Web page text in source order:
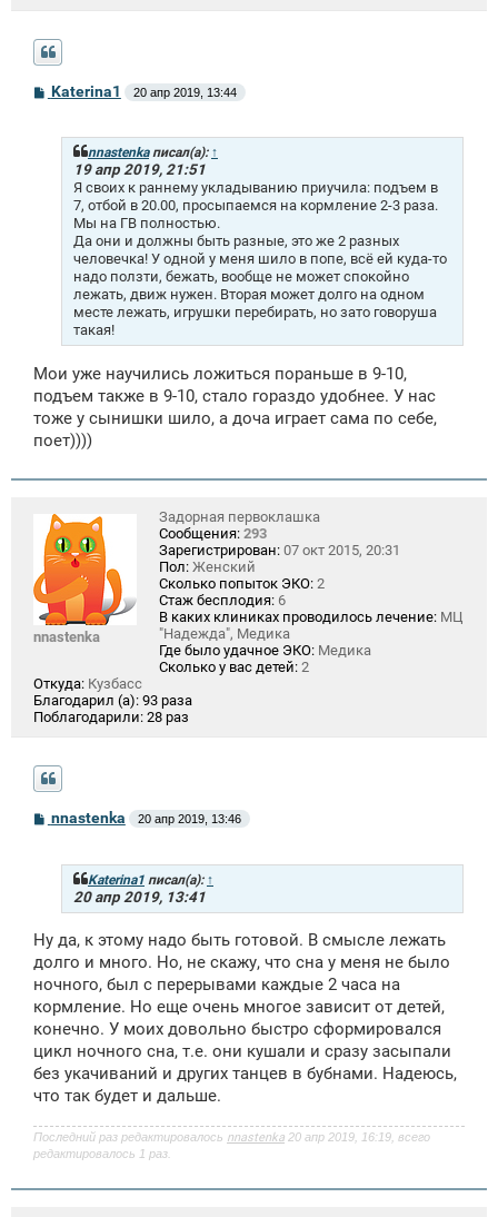
С
о
Katerina1 20 апр 2019, 13:44
nnastenkaписал(а): ↑
19 апр 2019, 21:51
Я своих к раннему укладыванию приучила: подъем в
7, отбой в 20.00, просыпаемся на кормление 2-3 раза.
Мы на ГВ полностью.
Да они и должны быть разные, это же 2 разных
человечка! У одной у меня шило в попе, всё ей куда-то
надо ползти, бежать, вообще не может спокойно
лежать, движ нужен. Вторая может долго на одном
месте лежать, игрушки перебирать, но зато говоруша
такая!
Мои уже научились ложиться пораньше в 9-10,
подъем также в 9-10, стало гораздо удобнее. У нас
тоже у сынишки шило, а доча играет сама по себе,
поет))))
nnastenka
Задорная первоклашка
Сообщения: 293
Зарегистрирован: 07 окт 2015, 20:31
Пол: Женский
Сколько попыток ЭКО: 2
Стаж бесплодия: 6
В каких клиниках проводилось лечение: МЦ
"Надежда", Медика
Где было удачное ЭКО: Медика
Сколько у вас детей: 2
Откуда: Кузбасс
Благодарил (а): 93 раза
Поблагодарили: 28 раз
С
е
nnastenka 20 апр 2019, 13:46
Katerina1 писал(а): ↑
20 апр 2019, 13:41
Ну да, к этому надо быть готовой. В смысле лежать
долго и много. Но, не скажу, что сна у меня не было
ночного, был с перерывами каждые 2 часа на
кормление. Но еще очень многое зависит от детей,
конечно. У моих довольно быстро сформировался
цикл ночного сна, т.е. они кушали и сразу засыпали
без укачиваний и других танцев в бубнами. Надеюсь,
что так будет и дальше.
Последний раз редактировалось nnastenka 20 апр 2019, 16:19, всего
редактировалось 1 раз.